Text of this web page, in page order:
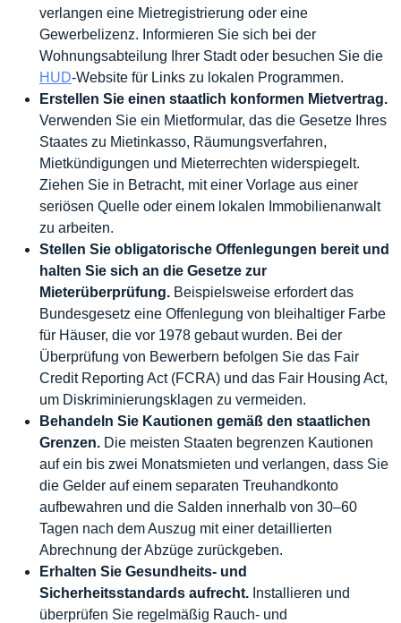
verlangen eine Mietregistrierung oder eine
Gewerbelizenz. Informieren Sie sich bei der
Wohnungsabteilung Ihrer Stadt oder besuchen Sie die
HUD-Website für Links zu lokalen Programmen.
Erstellen Sie einen staatlich konformen Mietvertrag.
Verwenden Sie ein Mietformular, das die Gesetze Ihres
Staates zu Mietinkasso, Räumungsverfahren,
Mietkündigungen und Mieterrechten widerspiegelt.
Ziehen Sie in Betracht, mit einer Vorlage aus einer
seriösen Quelle oder einem lokalen Immobilienanwalt
zu arbeiten.
Stellen Sie obligatorische Offenlegungen bereit und
halten Sie sich an die Gesetze zur
Mieterüberprüfung. Beispielsweise erfordert das
Bundesgesetz eine Offenlegung von bleihaltiger Farbe
für Häuser, die vor 1978 gebaut wurden. Bei der
Überprüfung von Bewerbern befolgen Sie das Fair
Credit Reporting Act (FCRA) und das Fair Housing Act,
um Diskriminierungsklagen zu vermeiden.
Behandeln Sie Kautionen gemäß den staatlichen
Grenzen. Die meisten Staaten begrenzen Kautionen
auf ein bis zwei Monatsmieten und verlangen, dass Sie
die Gelder auf einem separaten Treuhandkonto
aufbewahren und die Salden innerhalb von 30–60
Tagen nach dem Auszug mit einer detaillierten
Abrechnung der Abzüge zurückgeben.
Erhalten Sie Gesundheits- und
Sicherheitsstandards aufrecht. Installieren und
überprüfen Sie regelmäßig Rauch- und